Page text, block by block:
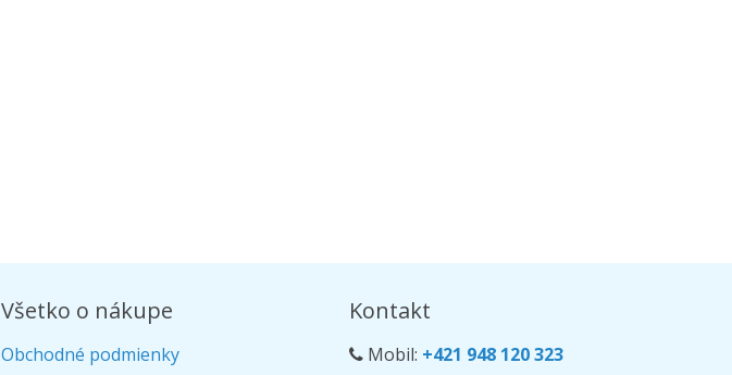
Všetko o nákupe
Obchodné podmienky
Kontakt
Mobil: +421 948 120 323